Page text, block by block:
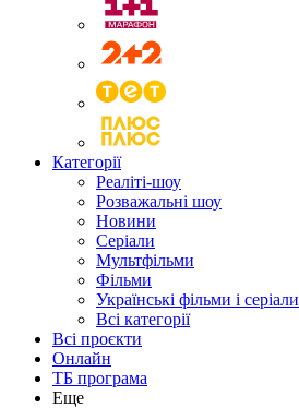
Категорії
Реаліті-шоу
Розважальні шоу
Новини
Серіали
Мультфільми
Фільми
Українські фільми і серіали
Всі категорії
Всі проєкти
Онлайн
ТБ програма
Еще